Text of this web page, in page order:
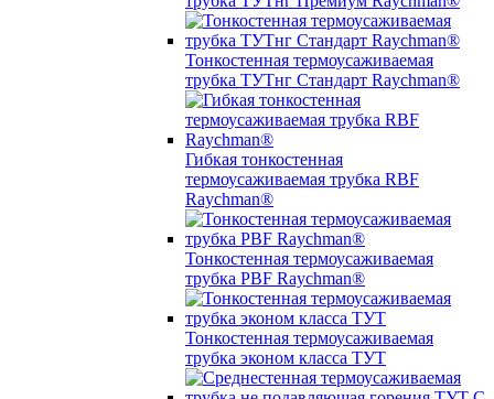
Тонкостенная термоусаживаемая
трубка ТУТнг Стандарт Raychman®
Гибкая тонкостенная
термоусаживаемая трубка RBF
Raychman®
Тонкостенная термоусаживаемая
трубка PBF Raychman®
Тонкостенная термоусаживаемая
трубка эконом класса ТУТ